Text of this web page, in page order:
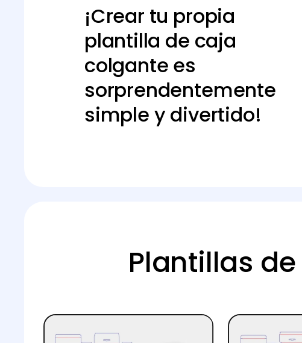
¡Crear tu propia
plantilla de caja
colgante es
sorprendentemente
simple y divertido!
Plantillas